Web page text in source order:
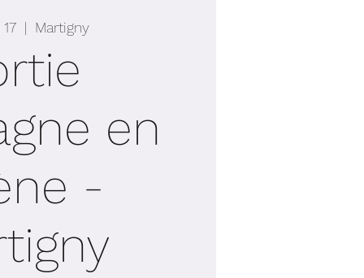
  |
Martigny
en
-